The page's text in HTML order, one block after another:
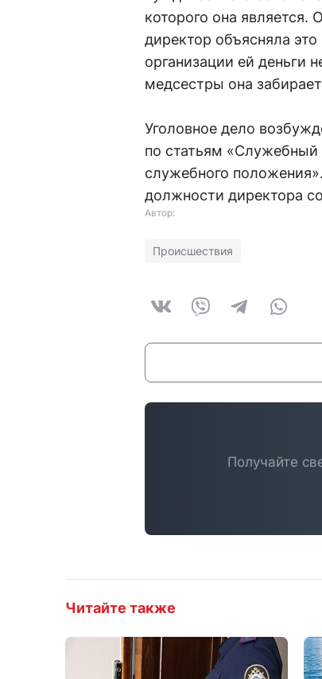
которого она является.
директор объясняла
организации ей деньги
медсестры она
Уголовное дело
по статьям
служебного
должности директора
Автор:
Происшествия
Получайте
Читайте также